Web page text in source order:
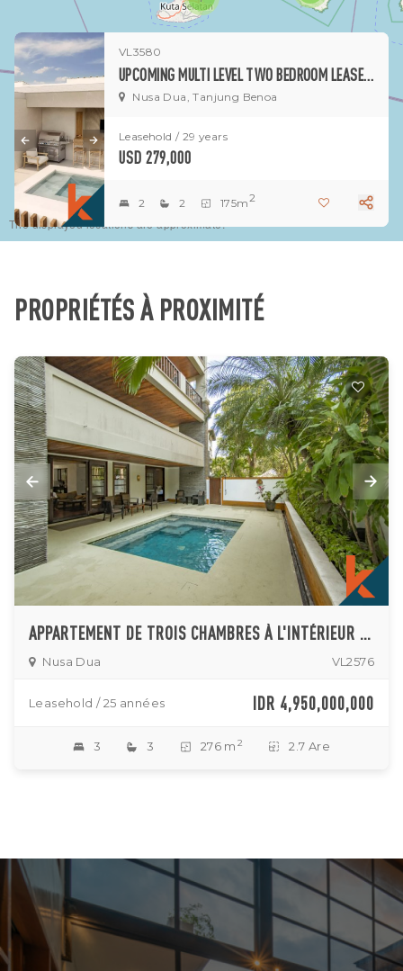
The displayed locations are approximate.
VL3580
UPCOMING MULTI LEVEL TWO BEDROOM LEASEHOLD PROPERTY IN BENOA - NUSA DUA (DELIVERY SEPTEMBER 2026)
Nusa Dua, Tanjung Benoa
Leasehold / 29 years
USD 279,000
2 2 175m2
PROPRIÉTÉS À PROXIMITÉ
APPARTEMENT DE TROIS CHAMBRES À L'INTÉRIEUR D'UN COMPLEXE CINQ ÉTOILES
Nusa Dua VL2576
Leasehold / 25 années IDR 4,950,000,000
3 3 276 m 2 2.7 Are